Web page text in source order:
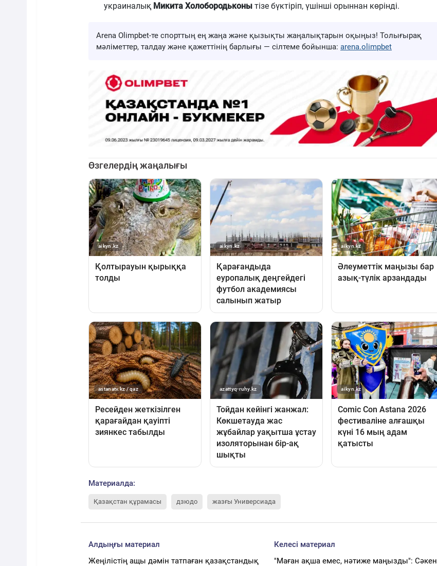
украиналық Микита Холобородьконы тізе бүктіріп, үшінші орыннан көрінді.
Arena Olimpbet-те спорттың ең жаңа және қызықты жаңалықтарын оқыңыз! Толығырақ
мәліметтер, талдау және қажеттінің барлығы — сілтеме бойынша: arena.olimpbet
Материалда:
Қазақстан құрамасы дзюдо жазғы Универсиада
Алдыңғы материал
Жеңілістің ащы дәмін татпаған қазақстандық
Келесі материал
"Маған ақша емес, нәтиже маңызды": Сәкен